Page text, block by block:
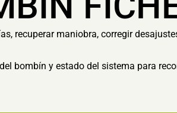
recuperar maniobra, corregir
bombín y estado del sistema para